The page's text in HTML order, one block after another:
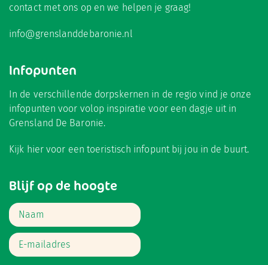
contact met ons op en we helpen je graag!
info@grenslanddebaronie.nl
Infopunten
In de verschillende dorpskernen in de regio vind je onze
infopunten voor volop inspiratie voor een dagje uit in
Grensland De Baronie.
Kijk hiervoor een toeristisch infopunt bij jou in de buurt.
Blijf op de hoogte